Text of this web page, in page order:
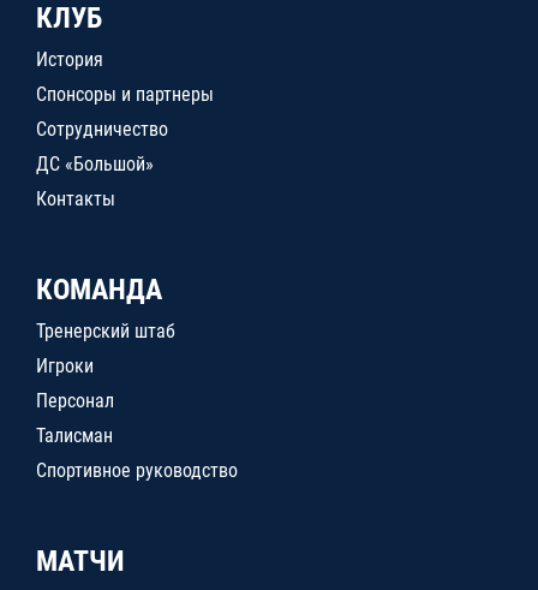
КЛУБ
История
Спонсоры и партнеры
Сотрудничество
ДС «Большой»
Контакты
КОМАНДА
Тренерский штаб
Игроки
Персонал
Талисман
Спортивное руководство
МАТЧИ